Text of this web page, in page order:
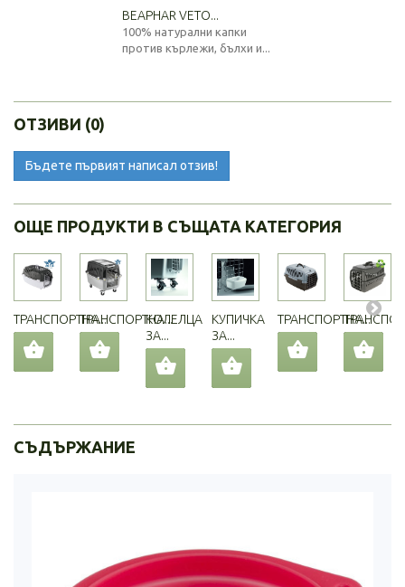
BEAPHAR VETO...
100% натурални капки
против кърлежи, бълхи и...
ОТЗИВИ (0)
Бъдете първият написал отзив!
ОЩЕ ПРОДУКТИ В СЪЩАТА КАТЕГОРИЯ
ТРАНСПОРТНА...ТРАНСПОРТНА...КОЛЕЛЦА
ЗА...
КУПИЧКА
ЗА...
ТРАНСПОРТНА...
СЪДЪРЖАНИЕ